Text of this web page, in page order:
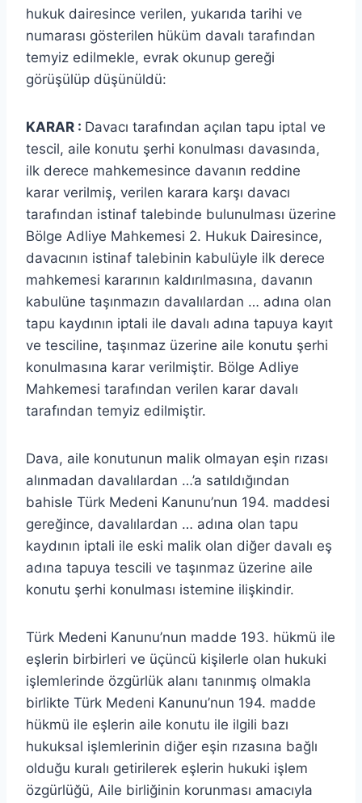
hukuk dairesince verilen, yukarıda tarihi ve
numarası gösterilen hüküm davalı tarafından
temyiz edilmekle, evrak okunup gereği
görüşülüp düşünüldü:
KARAR : Davacı tarafından açılan tapu iptal ve
tescil, aile konutu şerhi konulması davasında,
ilk derece mahkemesince davanın reddine
karar verilmiş, verilen karara karşı davacı
tarafından istinaf talebinde bulunulması üzerine
Bölge Adliye Mahkemesi 2. Hukuk Dairesince,
davacının istinaf talebinin kabulüyle ilk derece
mahkemesi kararının kaldırılmasına, davanın
kabulüne taşınmazın davalılardan … adına olan
tapu kaydının iptali ile davalı adına tapuya kayıt
ve tesciline, taşınmaz üzerine aile konutu şerhi
konulmasına karar verilmiştir. Bölge Adliye
Mahkemesi tarafından verilen karar davalı
tarafından temyiz edilmiştir.
Dava, aile konutunun malik olmayan eşin rızası
alınmadan davalılardan …’a satıldığından
bahisle Türk Medeni Kanunu’nun 194. maddesi
gereğince, davalılardan … adına olan tapu
kaydının iptali ile eski malik olan diğer davalı eş
adına tapuya tescili ve taşınmaz üzerine aile
konutu şerhi konulması istemine ilişkindir.
Türk Medeni Kanunu’nun madde 193. hükmü ile
eşlerin birbirleri ve üçüncü kişilerle olan hukuki
işlemlerinde özgürlük alanı tanınmış olmakla
birlikte Türk Medeni Kanunu’nun 194. madde
hükmü ile eşlerin aile konutu ile ilgili bazı
hukuksal işlemlerinin diğer eşin rızasına bağlı
olduğu kuralı getirilerek eşlerin hukuki işlem
özgürlüğü, Aile birliğinin korunması amacıyla